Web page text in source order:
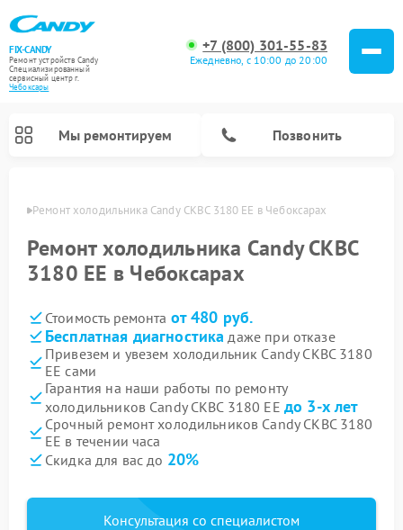
FIX-CANDY
Ремонт устройств Candy
Специализированный
cервисный центр г.
Чебоксары
+7 (800) 301-55-83
Ежедневно, с 10:00 до 20:00
Мы ремонтируем Позвонить
Ремонт холодильника Candy CKBC 3180 EE в Чебоксарах
Ремонт холодильника Candy CKBC
3180 EE в Чебоксарах
Стоимость ремонта от 480 руб.
Бесплатная диагностика даже при отказе
Привезем и увезем холодильник Candy CKBC 3180
EE сами
Гарантия на наши работы по ремонту
холодильников Candy CKBC 3180 EE до 3-х лет
Срочный ремонт холодильников Candy CKBC 3180
EE в течении часа
Скидка для вас до 20%
Консультация со специалистом